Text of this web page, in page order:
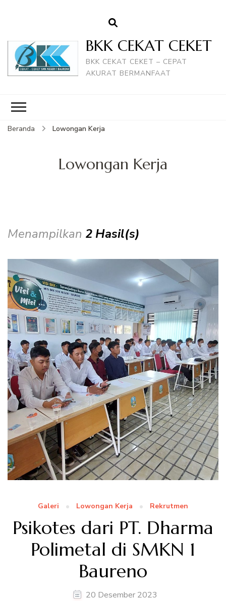
BKK CEKAT CEKET
BKK CEKAT CEKET – CEPAT
AKURAT BERMANFAAT
Beranda Lowongan Kerja
Lowongan Kerja
Menampilkan 2 Hasil(s)
Galeri Lowongan Kerja Rekrutmen
Psikotes dari PT. Dharma
Polimetal di SMKN 1
Baureno
20 Desember 2023